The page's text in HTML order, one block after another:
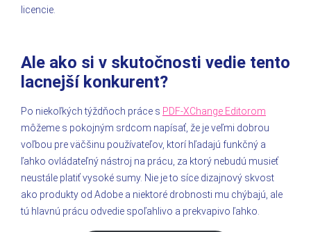
licencie.
Ale ako si v skutočnosti vedie tento
lacnejší konkurent?
Po niekoľkých týždňoch práce s PDF-XChange Editorom
môžeme s pokojným srdcom napísať, že je veľmi dobrou
voľbou pre väčšinu používateľov, ktorí hľadajú funkčný a
ľahko ovládateľný nástroj na prácu, za ktorý nebudú musieť
neustále platiť vysoké sumy. Nie je to síce dizajnový skvost
ako produkty od Adobe a niektoré drobnosti mu chýbajú, ale
tú hlavnú prácu odvedie spoľahlivo a prekvapivo ľahko.